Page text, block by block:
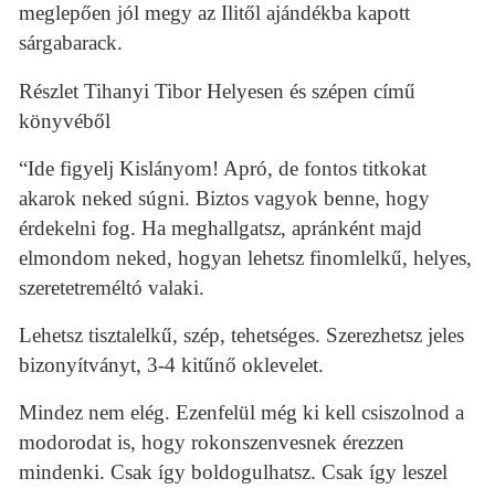
meglepően jól megy az Ilitől ajándékba kapott
sárgabarack.
Részlet Tihanyi Tibor Helyesen és szépen című
könyvéből
“Ide figyelj Kislányom! Apró, de fontos titkokat
akarok neked súgni. Biztos vagyok benne, hogy
érdekelni fog. Ha meghallgatsz, apránként majd
elmondom neked, hogyan lehetsz finomlelkű, helyes,
szeretetreméltó valaki.
Lehetsz tisztalelkű, szép, tehetséges. Szerezhetsz jeles
bizonyítványt, 3-4 kitűnő oklevelet.
Mindez nem elég. Ezenfelül még ki kell csiszolnod a
modorodat is, hogy rokonszenvesnek érezzen
mindenki. Csak így boldogulhatsz. Csak így leszel